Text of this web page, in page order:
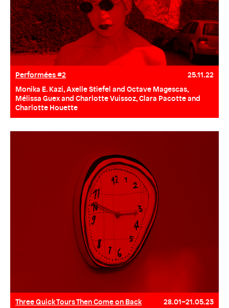
Performées #2
25.11.22
Monika E. Kazi, Axelle Stiefel and Octave Magescas,
Mélissa Guex and Charlotte Vuissoz, Clara Pacotte and
Charlotte Houette
Three Quick Tours Then Come on Back
28.01–21.05.23